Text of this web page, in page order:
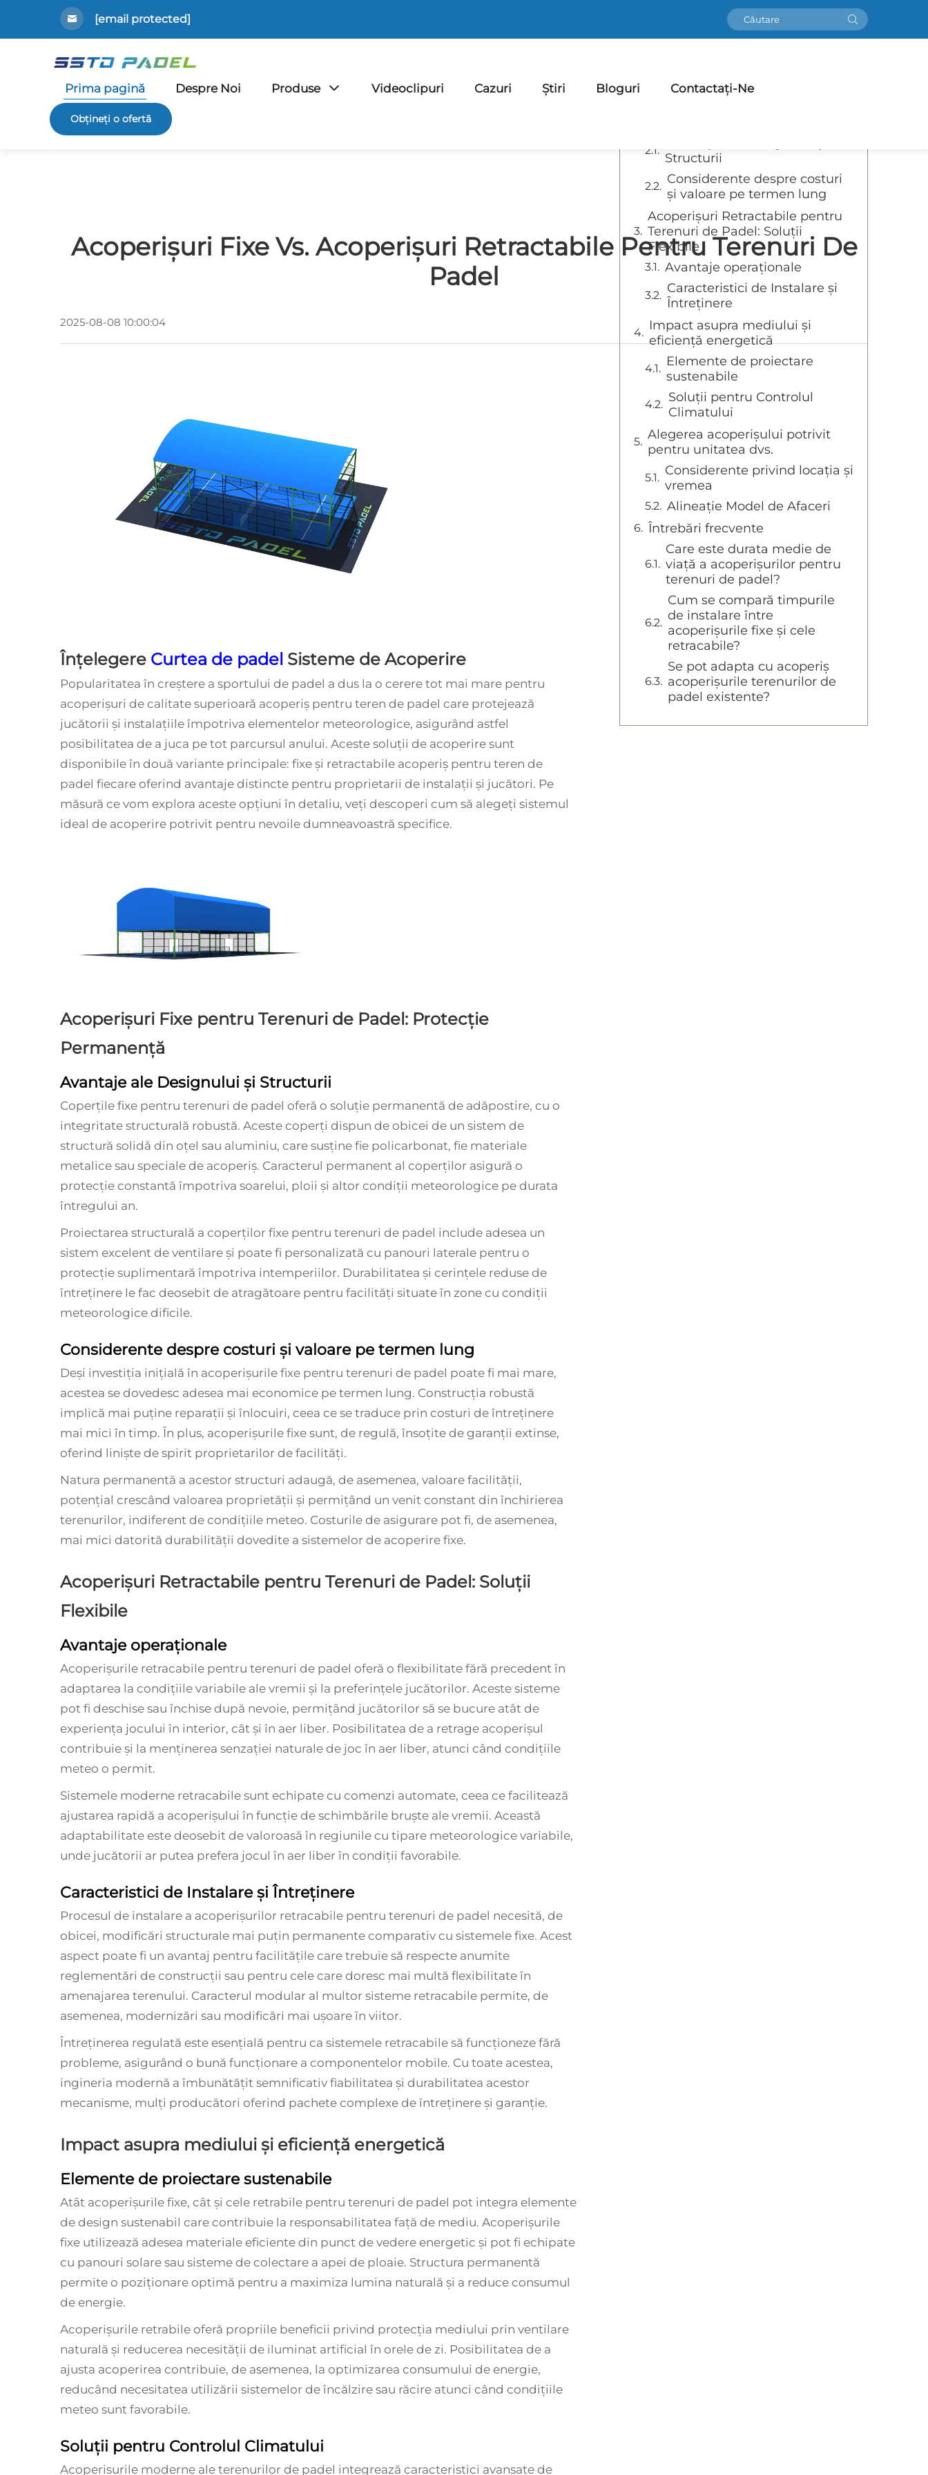
[email protected]
Prima pagină Despre Noi Produse Videoclipuri Cazuri Știri Bloguri Contactați-Ne
Obțineți o ofertă
Acoperișuri Fixe Vs. Acoperișuri Retractabile Pentru Terenuri De
Padel
2025-08-08 10:00:04
Înțelegere Curtea de padel Sisteme de Acoperire
Popularitatea în creștere a sportului de padel a dus la o cerere tot mai mare pentru
acoperișuri de calitate superioară acoperiş pentru teren de padel care protejează
jucătorii și instalațiile împotriva elementelor meteorologice, asigurând astfel
posibilitatea de a juca pe tot parcursul anului. Aceste soluții de acoperire sunt
disponibile în două variante principale: fixe și retractabile acoperiş pentru teren de
padel fiecare oferind avantaje distincte pentru proprietarii de instalații și jucători. Pe
măsură ce vom explora aceste opțiuni în detaliu, veți descoperi cum să alegeți sistemul
ideal de acoperire potrivit pentru nevoile dumneavoastră specifice.
Acoperișuri Fixe pentru Terenuri de Padel: Protecție
Permanență
Avantaje ale Designului și Structurii
Coperțile fixe pentru terenuri de padel oferă o soluție permanentă de adăpostire, cu o
integritate structurală robustă. Aceste coperți dispun de obicei de un sistem de
structură solidă din oțel sau aluminiu, care susține fie policarbonat, fie materiale
metalice sau speciale de acoperiș. Caracterul permanent al coperților asigură o
protecție constantă împotriva soarelui, ploii și altor condiții meteorologice pe durata
întregului an.
Proiectarea structurală a coperților fixe pentru terenuri de padel include adesea un
sistem excelent de ventilare și poate fi personalizată cu panouri laterale pentru o
protecție suplimentară împotriva intemperiilor. Durabilitatea și cerințele reduse de
întreținere le fac deosebit de atragătoare pentru facilități situate în zone cu condiții
meteorologice dificile.
Considerente despre costuri și valoare pe termen lung
Deși investiția inițială în acoperișurile fixe pentru terenuri de padel poate fi mai mare,
acestea se dovedesc adesea mai economice pe termen lung. Construcția robustă
implică mai puține reparații și înlocuiri, ceea ce se traduce prin costuri de întreținere
mai mici în timp. În plus, acoperișurile fixe sunt, de regulă, însoțite de garanții extinse,
oferind liniște de spirit proprietarilor de facilități.
Natura permanentă a acestor structuri adaugă, de asemenea, valoare facilității,
potențial crescând valoarea proprietății și permițând un venit constant din închirierea
terenurilor, indiferent de condițiile meteo. Costurile de asigurare pot fi, de asemenea,
mai mici datorită durabilității dovedite a sistemelor de acoperire fixe.
Acoperișuri Retractabile pentru Terenuri de Padel: Soluții
Flexibile
Avantaje operaționale
Acoperișurile retracabile pentru terenuri de padel oferă o flexibilitate fără precedent în
adaptarea la condițiile variabile ale vremii și la preferințele jucătorilor. Aceste sisteme
pot fi deschise sau închise după nevoie, permițând jucătorilor să se bucure atât de
experiența jocului în interior, cât și în aer liber. Posibilitatea de a retrage acoperișul
contribuie și la menținerea senzației naturale de joc în aer liber, atunci când condițiile
meteo o permit.
Sistemele moderne retracabile sunt echipate cu comenzi automate, ceea ce facilitează
ajustarea rapidă a acoperișului în funcție de schimbările bruște ale vremii. Această
adaptabilitate este deosebit de valoroasă în regiunile cu tipare meteorologice variabile,
unde jucătorii ar putea prefera jocul în aer liber în condiții favorabile.
Caracteristici de Instalare și Întreținere
Procesul de instalare a acoperișurilor retracabile pentru terenuri de padel necesită, de
obicei, modificări structurale mai puțin permanente comparativ cu sistemele fixe. Acest
aspect poate fi un avantaj pentru facilitățile care trebuie să respecte anumite
reglementări de construcții sau pentru cele care doresc mai multă flexibilitate în
amenajarea terenului. Caracterul modular al multor sisteme retracabile permite, de
asemenea, modernizări sau modificări mai ușoare în viitor.
Întreținerea regulată este esențială pentru ca sistemele retracabile să funcționeze fără
probleme, asigurând o bună funcționare a componentelor mobile. Cu toate acestea,
ingineria modernă a îmbunătățit semnificativ fiabilitatea și durabilitatea acestor
mecanisme, mulți producători oferind pachete complexe de întreținere și garanție.
Impact asupra mediului și eficiență energetică
Elemente de proiectare sustenabile
Atât acoperișurile fixe, cât și cele retrabile pentru terenuri de padel pot integra elemente
de design sustenabil care contribuie la responsabilitatea față de mediu. Acoperișurile
fixe utilizează adesea materiale eficiente din punct de vedere energetic și pot fi echipate
cu panouri solare sau sisteme de colectare a apei de ploaie. Structura permanentă
permite o poziționare optimă pentru a maximiza lumina naturală și a reduce consumul
de energie.
Acoperișurile retrabile oferă propriile beneficii privind protecția mediului prin ventilare
naturală și reducerea necesității de iluminat artificial în orele de zi. Posibilitatea de a
ajusta acoperirea contribuie, de asemenea, la optimizarea consumului de energie,
reducând necesitatea utilizării sistemelor de încălzire sau răcire atunci când condițiile
meteo sunt favorabile.
Soluții pentru Controlul Climatului
Acoperișurile moderne ale terenurilor de padel integrează caracteristici avansate de
Sisteme de Acoperire
Structurii
Considerente despre costuri
și valoare pe termen lung
Acoperișuri Retractabile pentru
Terenuri de Padel: Soluții
Flexibile
Avantaje operaționale
Caracteristici de Instalare și
Întreținere
Impact asupra mediului și
eficiență energetică
Elemente de proiectare
sustenabile
Soluții pentru Controlul
Climatului
Alegerea acoperișului potrivit
pentru unitatea dvs.
Considerente privind locația și
vremea
Alineație Model de Afaceri
Întrebări frecvente
Care este durata medie de
viață a acoperișurilor pentru
terenuri de padel?
Cum se compară timpurile
de instalare între
acoperișurile fixe și cele
retracabile?
Se pot adapta cu acoperiș
acoperișurile terenurilor de
padel existente?